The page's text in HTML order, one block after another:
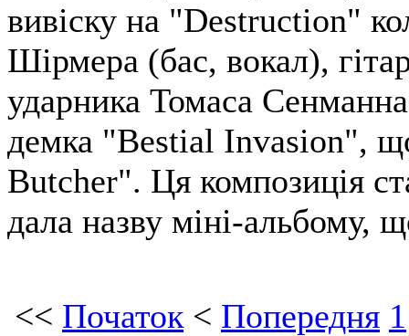
вивіску на "Destruction"
Шірмера (бас, вокал),
ударника Томаса
демка "Bestial Invasion",
Butcher". Ця композиція
дала назву міні-альбому,
<< Початок < Попередня 1